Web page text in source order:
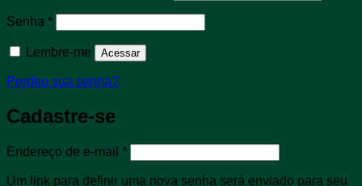
Senha *Obrigatório
Lembre-me Acessar
Perdeu sua senha?
Cadastre-se
Endereço de e-mail *Obrigatório
Um link para definir uma nova senha será enviado para seu